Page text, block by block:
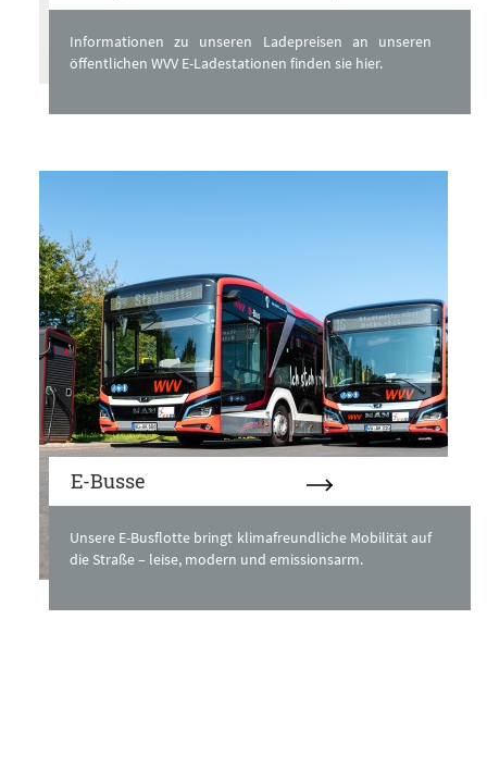
Informationen zu unseren Ladepreisen an unseren
öffentlichen WVV E-Ladestationen finden sie hier.
E-Busse
Unsere E-Busflotte bringt klimafreundliche Mobilität auf
die Straße – leise, modern und emissionsarm.